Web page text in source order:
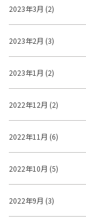
2023年3月 (2)
2023年2月 (3)
2023年1月 (2)
2022年12月 (2)
2022年11月 (6)
2022年10月 (5)
2022年9月 (3)